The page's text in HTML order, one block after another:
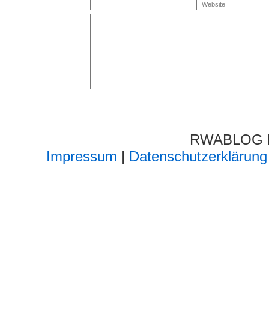
Website
Impressum | Datenschutzerklärung